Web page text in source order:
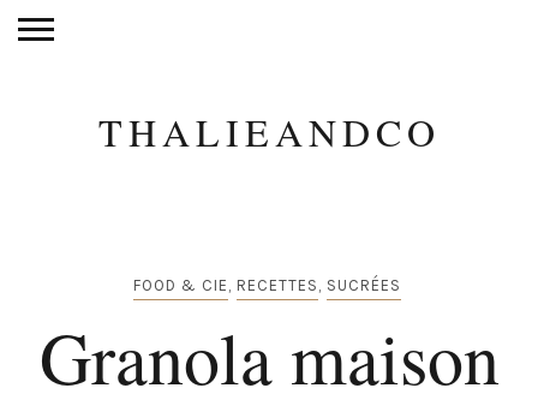
THALIEANDCO
FOOD & CIE RECETTES SUCRÉES
Granola maison